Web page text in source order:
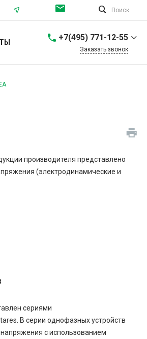
Поиск
+7(495) 771-12-55
Проспект Энгельса, 37
Пн-Пт: 9:00-18:00 Cб-Вс:
Заказать звонок
производителя представлено
(электродинамические и
сериями
В серии однофазных устройств
с использованием